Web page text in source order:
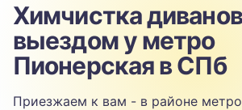
Выберите ткань…
ЗАГРЯЗНЕНИЕ
Химчистка
выездом у метро
Пионерская в СПб
Приезжаем к вам - в районе метро